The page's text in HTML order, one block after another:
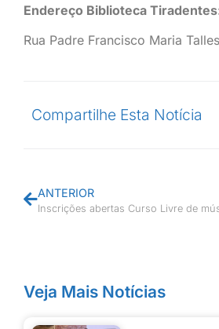
Endereço Biblioteca
Rua Padre Francisco Maria
Compartilhe Esta Notícia
ANTERIOR
Inscrições abertas Curso Livre de
Veja Mais Notícias